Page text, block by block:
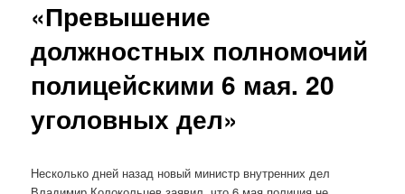
«Превышение
должностных полномочий
полицейскими 6 мая. 20
уголовных дел»
Несколько дней назад новый министр внутренних дел